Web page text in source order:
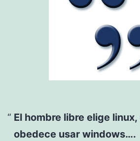
El hombre libre elige
obedece usar windows….